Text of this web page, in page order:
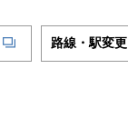
路線・駅変更